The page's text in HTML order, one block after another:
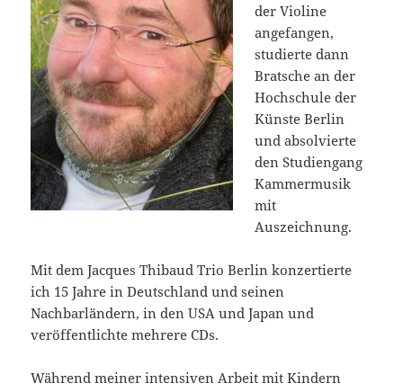
der Violine
angefangen,
studierte dann
Bratsche an der
Hochschule der
Künste Berlin
und absolvierte
den Studiengang
Kammermusik
mit
Auszeichnung.
Mit dem Jacques Thibaud Trio Berlin konzertierte
ich 15 Jahre in Deutschland und seinen
Nachbarländern, in den USA und Japan und
veröffentlichte mehrere CDs.
Während meiner intensiven Arbeit mit Kindern